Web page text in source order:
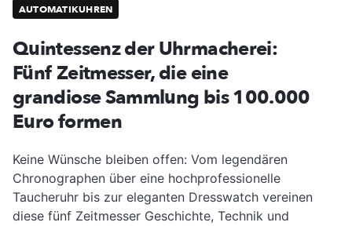
AUTOMATIKUHREN
Quintessenz der Uhrmacherei:
Fünf Zeitmesser, die eine
grandiose Sammlung bis 100.000
Euro formen
Keine Wünsche bleiben offen: Vom legendären
Chronographen über eine hochprofessionelle
Taucheruhr bis zur eleganten Dresswatch vereinen
diese fünf Zeitmesser Geschichte, Technik und